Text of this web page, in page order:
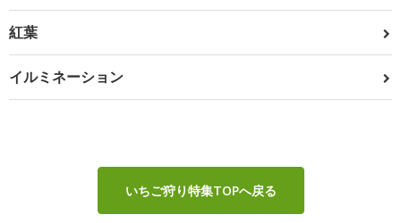
紅葉
イルミネーション
いちご狩り特集TOPへ戻る